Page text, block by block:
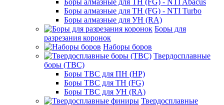
Боры алмазные для ТН (FG) - NTI Abacus
Боры алмазные для ТН (FG) - NTI Turbo
Боры алмазные для УН (RA)
Боры для
разрезания коронок
Наборы боров
Твердосплавные
боры (ТВС)
Боры ТВС для ПН (HP)
Боры ТВС для ТН (FG)
Боры ТВС для УН (RA)
Твердосплавные